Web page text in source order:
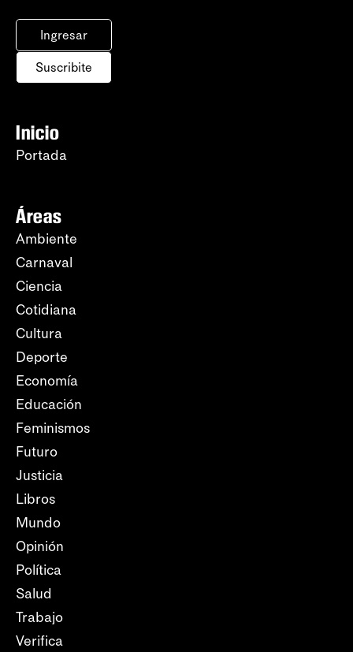
Ingresar
Suscribite
Inicio
Portada
Áreas
Ambiente
Carnaval
Ciencia
Cotidiana
Cultura
Deporte
Economía
Educación
Feminismos
Futuro
Justicia
Libros
Mundo
Opinión
Política
Salud
Trabajo
Verifica